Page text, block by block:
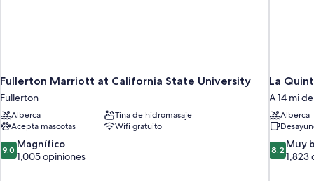
Fullerton Marriott at California State University
Fullerton
Alberca
Tina de hidromasaje
Acepta mascotas
Wifi gratuito
9.0
de
9.0 Magnífico
1,005 opiniones
La
A 14 mi
Alberca
8.2
de
8.2 Muy
1,823